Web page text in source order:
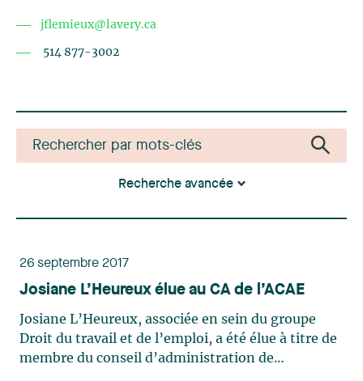
jflemieux@lavery.ca
514 877-3002
Recherche avancée
26 septembre 2017
Josiane L’Heureux élue au CA de l’ACAE
Josiane L’Heureux, associée en sein du groupe
Droit du travail et de l’emploi, a été élue à titre de
membre du conseil d’administration de